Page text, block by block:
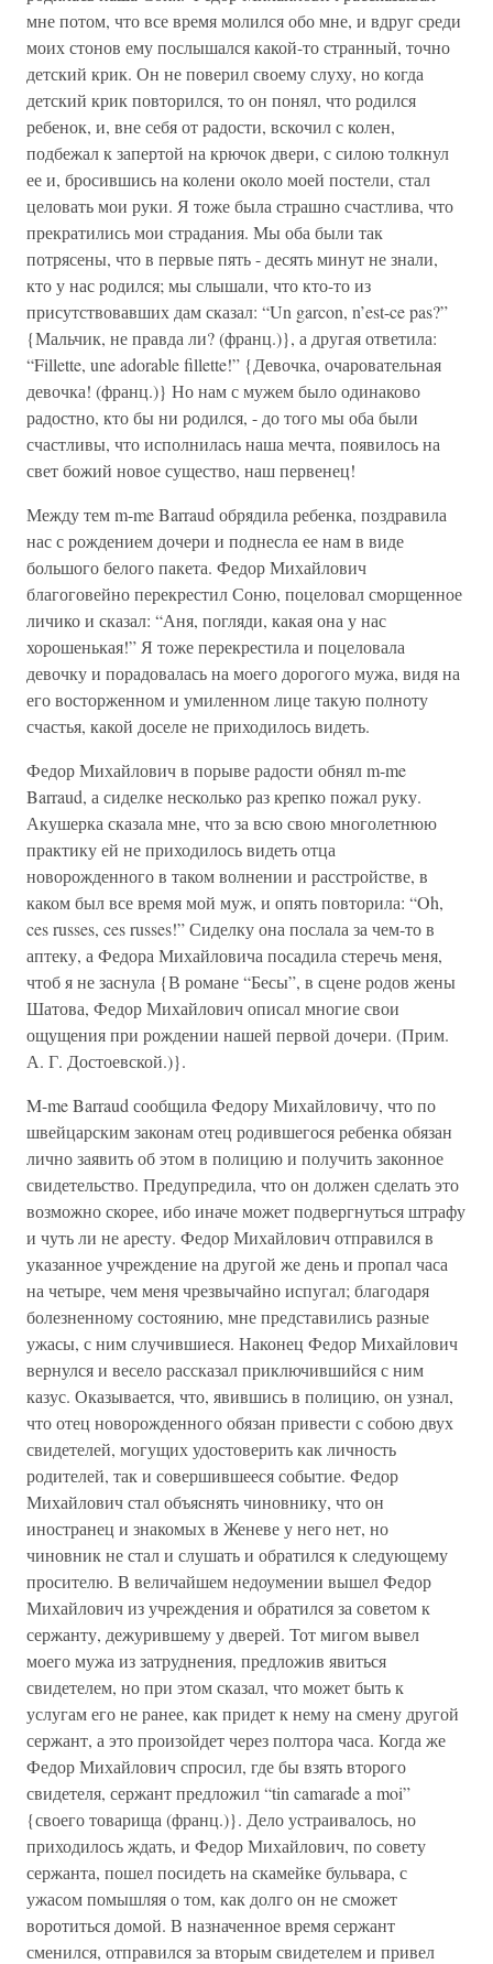
мне потом, что все время молился обо мне, и вдруг среди
моих стонов ему послышался какой-то странный, точно
детский крик. Он не поверил своему слуху, но когда
детский крик повторился, то он понял, что родился
ребенок, и, вне себя от радости, вскочил с колен,
подбежал к запертой на крючок двери, с силою толкнул
ее и, бросившись на колени около моей постели, стал
целовать мои руки. Я тоже была страшно счастлива, что
прекратились мои страдания. Мы оба были так
потрясены, что в первые пять - десять минут не знали,
кто у нас родился; мы слышали, что кто-то из
присутствовавших дам сказал: “Un garcon, n’est-ce pas?”
{Мальчик, не правда ли? (франц.)}, а другая ответила:
“Fillette, une adorable fillette!” {Девочка, очаровательная
девочка! (франц.)} Но нам с мужем было одинаково
радостно, кто бы ни родился, - до того мы оба были
счастливы, что исполнилась наша мечта, появилось на
свет божий новое существо, наш первенец!
Между тем m-me Barraud обрядила ребенка, поздравила
нас с рождением дочери и поднесла ее нам в виде
большого белого пакета. Федор Михайлович
благоговейно перекрестил Соню, поцеловал сморщенное
личико и сказал: “Аня, погляди, какая она у нас
хорошенькая!” Я тоже перекрестила и поцеловала
девочку и порадовалась на моего дорогого мужа, видя на
его восторженном и умиленном лице такую полноту
счастья, какой доселе не приходилось видеть.
Федор Михайлович в порыве радости обнял m-me
Barraud, а сиделке несколько раз крепко пожал руку.
Акушерка сказала мне, что за всю свою многолетнюю
практику ей не приходилось видеть отца
новорожденного в таком волнении и расстройстве, в
каком был все время мой муж, и опять повторила: “Oh,
ces russes, ces russes!” Сиделку она послала за чем-то в
аптеку, а Федора Михайловича посадила стеречь меня,
чтоб я не заснула {В романе “Бесы”, в сцене родов жены
Шатова, Федор Михайлович описал многие свои
ощущения при рождении нашей первой дочери. (Прим.
А. Г. Достоевской.)}.
M-me Barraud сообщила Федору Михайловичу, что по
швейцарским законам отец родившегося ребенка обязан
лично заявить об этом в полицию и получить законное
свидетельство. Предупредила, что он должен сделать это
возможно скорее, ибо иначе может подвергнуться штрафу
и чуть ли не аресту. Федор Михайлович отправился в
указанное учреждение на другой же день и пропал часа
на четыре, чем меня чрезвычайно испугал; благодаря
болезненному состоянию, мне представились разные
ужасы, с ним случившиеся. Наконец Федор Михайлович
вернулся и весело рассказал приключившийся с ним
казус. Оказывается, что, явившись в полицию, он узнал,
что отец новорожденного обязан привести с собою двух
свидетелей, могущих удостоверить как личность
родителей, так и совершившееся событие. Федор
Михайлович стал объяснять чиновнику, что он
иностранец и знакомых в Женеве у него нет, но
чиновник не стал и слушать и обратился к следующему
просителю. В величайшем недоумении вышел Федор
Михайлович из учреждения и обратился за советом к
сержанту, дежурившему у дверей. Тот мигом вывел
моего мужа из затруднения, предложив явиться
свидетелем, но при этом сказал, что может быть к
услугам его не ранее, как придет к нему на смену другой
сержант, а это произойдет через полтора часа. Когда же
Федор Михайлович спросил, где бы взять второго
свидетеля, сержант предложил “tin camarade a moi”
{своего товарища (франц.)}. Дело устраивалось, но
приходилось ждать, и Федор Михайлович, по совету
сержанта, пошел посидеть на скамейке бульвара, с
ужасом помышляя о том, как долго он не сможет
воротиться домой. В назначенное время сержант
сменился, отправился за вторым свидетелем и привел